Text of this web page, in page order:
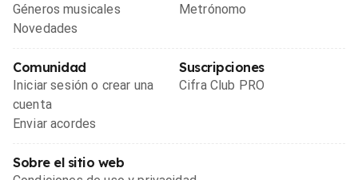
Géneros musicales
Novedades
Metrónomo
Comunidad
Iniciar sesión o crear una
cuenta
Enviar acordes
Suscripciones
Cifra Club PRO
Sobre el sitio web